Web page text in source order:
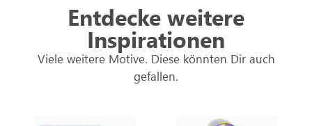
Entdecke weitere
Inspirationen
Viele weitere Motive. Diese könnten Dir auch
gefallen.